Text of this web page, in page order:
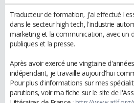
Traducteur de formation, j'ai effectué
dans le secteur high tech, l'industrie
marketing et la communication, avec un
publiques et la presse.
Après avoir exercé une vingtaine
indépendant, je travaille aujourd'hui
Pour plus d'informations sur mes
parutions, voir ma fiche sur le site de